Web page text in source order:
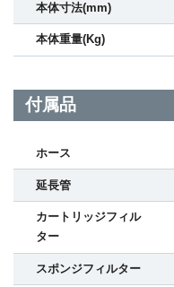
本体寸法(mm)
本体重量(Kg)
付属品
ホース
延長管
カートリッジフィル
ター
スポンジフィルター